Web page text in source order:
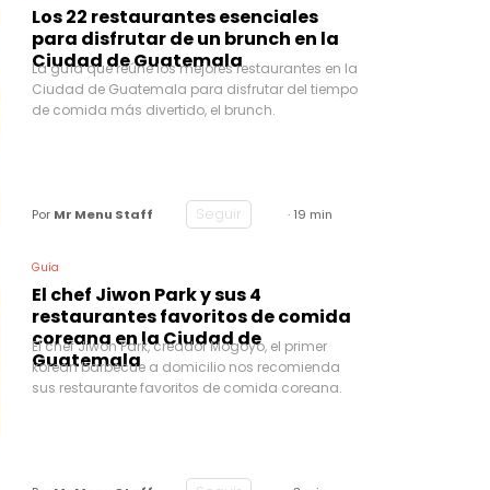
Los 22 restaurantes esenciales
para disfrutar de un brunch en la
Ciudad de Guatemala
La guía que reúne los mejores restaurantes en la
Ciudad de Guatemala para disfrutar del tiempo
de comida más divertido, el brunch.
Por Mr Menu Staff Seguir · 19 min
Guía
El chef Jiwon Park y sus 4
restaurantes favoritos de comida
coreana en la Ciudad de
Guatemala
El chef Jiwon Park, creador Mogoyo, el primer
korean barbecue a domicilio nos recomienda
sus restaurante favoritos de comida coreana.